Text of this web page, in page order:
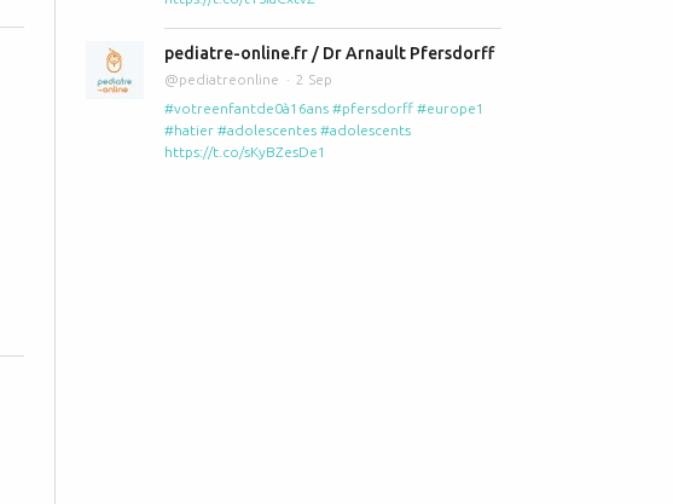
La maison des maternelles le Dr A.Pfersdorff parle du 1er jour en maternité, bébé
pediatre-online.fr / Dr Arnault Pfersdorff
@pediatreonline
2 Sep
#votreenfantde0à16ans #pfersdorff #europe1
#hatier #adolescentes #adolescents
https://t.co/sKyBZesDe1